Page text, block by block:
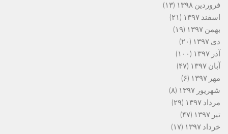
فروردین ۱۳۹۸
(۱۳)
اسفند ۱۳۹۷
(۲۱)
بهمن ۱۳۹۷
(۱۹)
دی ۱۳۹۷
(۲۰)
آذر ۱۳۹۷
(۱۰۰)
آبان ۱۳۹۷
(۴۷)
مهر ۱۳۹۷
(۶)
شهریور ۱۳۹۷
(۸)
مرداد ۱۳۹۷
(۲۹)
تیر ۱۳۹۷
(۴۷)
خرداد ۱۳۹۷
(۱۷)